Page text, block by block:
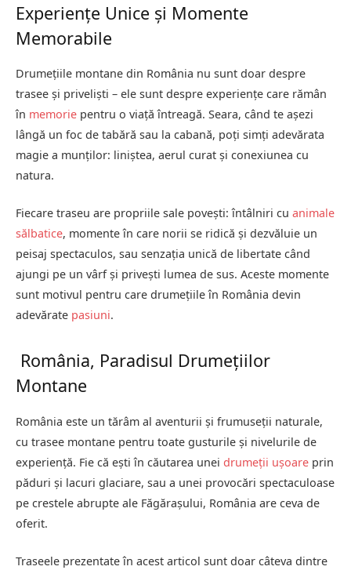
Experiențe Unice și Momente
Memorabile
Drumețiile montane din România nu sunt doar despre
trasee și priveliști – ele sunt despre experiențe care rămân
în memorie pentru o viață întreagă. Seara, când te așezi
lângă un foc de tabără sau la cabană, poți simți adevărata
magie a munților: liniștea, aerul curat și conexiunea cu
natura.
Fiecare traseu are propriile sale povești: întâlniri cu animale
sălbatice, momente în care norii se ridică și dezvăluie un
peisaj spectaculos, sau senzația unică de libertate când
ajungi pe un vârf și privești lumea de sus. Aceste momente
sunt motivul pentru care drumețiile în România devin
adevărate pasiuni.
România, Paradisul Drumețiilor
Montane
România este un tărâm al aventurii și frumuseții naturale,
cu trasee montane pentru toate gusturile și nivelurile de
experiență. Fie că ești în căutarea unei drumeții ușoare prin
păduri și lacuri glaciare, sau a unei provocări spectaculoase
pe crestele abrupte ale Făgărașului, România are ceva de
oferit.
Traseele prezentate în acest articol sunt doar câteva dintre